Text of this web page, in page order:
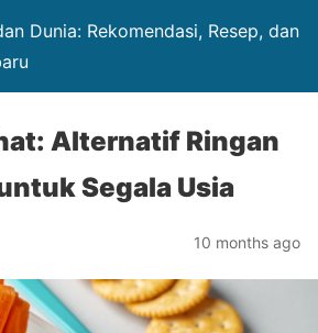
Dunia: Rekomendasi, Resep, dan
Alternatif Ringan
Segala Usia
10 months ago